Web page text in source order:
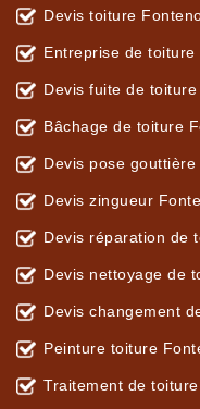
Devis toiture
Entreprise de
Devis fuite de
Bâchage de toiture
Devis pose
Devis zingueur
Devis réparation de
Devis nettoyage de
Devis changement
Peinture toiture
Traitement de